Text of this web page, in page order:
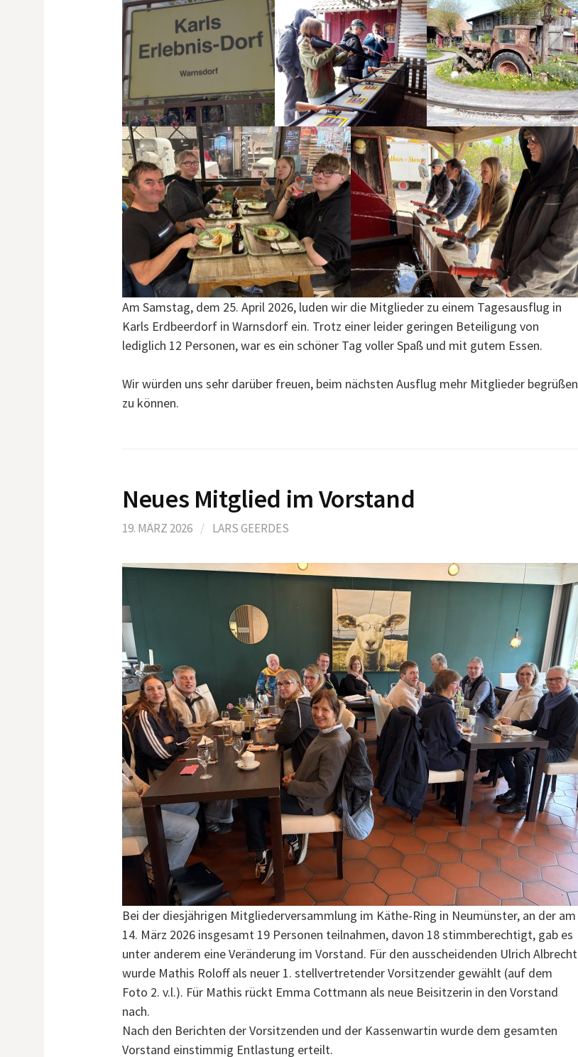
Am Samstag, dem 25. April 2026, luden wir die Mitglieder zu einem Tagesausflug in
Karls Erdbeerdorf in Warnsdorf ein. Trotz einer leider geringen Beteiligung von
lediglich 12 Personen, war es ein schöner Tag voller Spaß und mit gutem Essen.
Wir würden uns sehr darüber freuen, beim nächsten Ausflug mehr Mitglieder begrüßen
zu können.
Neues Mitglied im Vorstand
19. MÄRZ 2026 / LARS GEERDES
Bei der diesjährigen Mitgliederversammlung im Käthe-Ring in Neumünster, an der am
14. März 2026 insgesamt 19 Personen teilnahmen, davon 18 stimmberechtigt, gab es
unter anderem eine Veränderung im Vorstand. Für den ausscheidenden Ulrich Albrecht
wurde Mathis Roloff als neuer 1. stellvertretender Vorsitzender gewählt (auf dem
Foto 2. v.l.). Für Mathis rückt Emma Cottmann als neue Beisitzerin in den Vorstand
nach.
Nach den Berichten der Vorsitzenden und der Kassenwartin wurde dem gesamten
Vorstand einstimmig Entlastung erteilt.